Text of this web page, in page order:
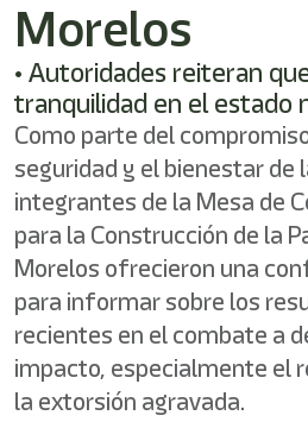
contenido.
Morelos
• Autoridades reiteran
tranquilidad en el estado
Como parte del
seguridad y el bienestar de
integrantes de la Mesa de
para la Construcción de la
Morelos ofrecieron una
para informar sobre los
recientes en el combate a
impacto, especialmente el
la extorsión agravada.